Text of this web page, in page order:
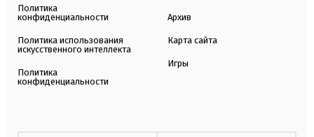
Политика
конфиденциальности
Политика использования
искусственного интеллекта
Политика
конфиденциальности
Архив
Карта сайта
Игры